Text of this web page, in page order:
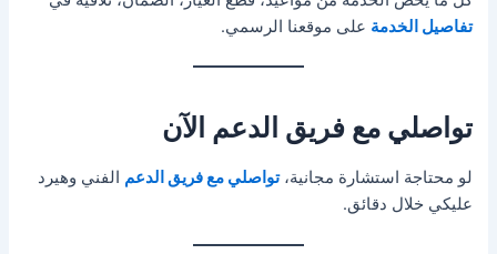
تفاصيل الخدمة على موقعنا الرسمي.
تواصلي مع فريق الدعم الآن
لو محتاجة استشارة مجانية،تواصلي مع فريق الدعم الفني وهيرد
عليكي خلال دقائق.